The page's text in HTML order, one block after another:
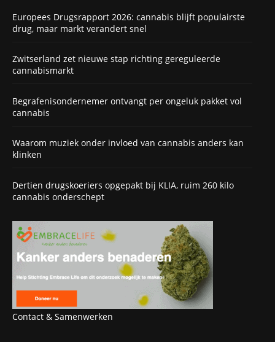
Europees Drugsrapport 2026: cannabis blijft populairste
drug, maar markt verandert snel
Zwitserland zet nieuwe stap richting gereguleerde
cannabismarkt
Begrafenisondernemer ontvangt per ongeluk pakket vol
cannabis
Waarom muziek onder invloed van cannabis anders kan
klinken
Dertien drugskoeriers opgepakt bij KLIA, ruim 260 kilo
cannabis onderschept
Contact & Samenwerken